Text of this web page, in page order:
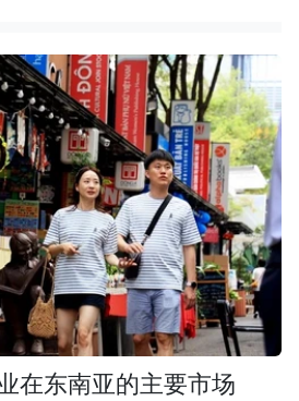
在东南亚的主要市场